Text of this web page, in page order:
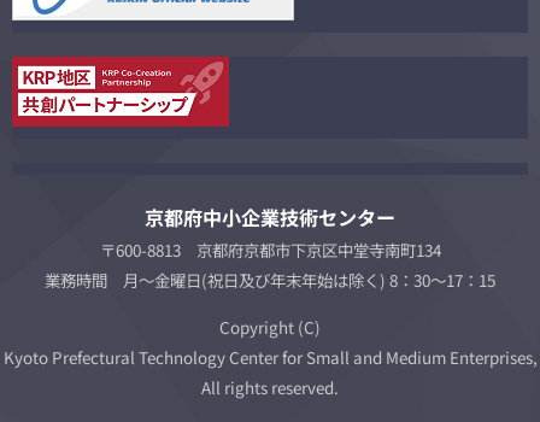
京都府中小企業技術センター
〒600-8813 京都府京都市下京区中堂寺南町134
業務時間 月～金曜日(祝日及び年末年始は除く) 8：30～17：15
Copyright (C)
Kyoto Prefectural Technology Center for Small and Medium Enterprises,
All rights reserved.